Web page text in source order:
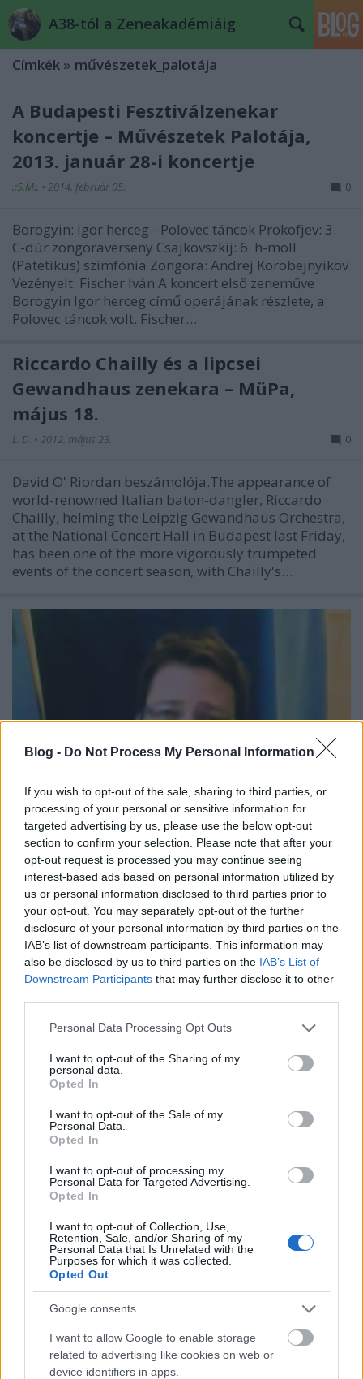
Blog - Do Not Process My Personal Information
If you wish to opt-out of the sale, sharing to third parties, or
processing of your personal or sensitive information for
targeted advertising by us, please use the below opt-out
section to confirm your selection. Please note that after your
opt-out request is processed you may continue seeing
interest-based ads based on personal information utilized by
us or personal information disclosed to third parties prior to
your opt-out. You may separately opt-out of the further
disclosure of your personal information by third parties on the
IAB’s list of downstream participants. This information may
also be disclosed by us to third parties on the IAB’s List of
Downstream Participants that may further disclose it to other
Please note that this website/app uses one or more Google
not limited to your visit or usage behaviour. You may click to
grant or deny consent to Google and its third-party tags to
use your data for below specified purposes in below Google
consent section.
Personal Data Processing Opt Outs
I want to opt-out of the Sharing of my
personal data.
Opted In
I want to opt-out of the Sale of my
Personal Data.
Opted In
I want to opt-out of processing my
Personal Data for Targeted Advertising.
Opted In
I want to opt-out of Collection, Use,
Retention, Sale, and/or Sharing of my
Personal Data that Is Unrelated with the
Purposes for which it was collected.
Opted Out
Google consents
I want to allow Google to enable storage
related to advertising like cookies on web or
device identifiers in apps.
A38-tól a Zeneakadémiáig
Címkék » művészetek_palotája
A Budapesti Fesztiválzenekar
koncertje – Művészetek Palotája,
2013. január 28-i koncertje
.:S.M:. • 2014. február 05. 0
Borogyin: Igor herceg - Polovec táncok Prokofjev: 3.
C-dúr zongoraverseny Csajkovszkij: 6. h-moll
(Patetikus) szimfónia Zongora: Andrej Korobejnyikov
Vezényelt: Fischer Iván A koncert első zeneműve
Borogyin Igor herceg című operájának részlete, a
Polovec táncok volt. Fischer…
Riccardo Chailly és a lipcsei
Gewandhaus zenekara – MüPa,
május 18.
L. D. • 2012. május 23. 0
David O' Riordan beszámolója.The appearance of
world-renowned Italian baton-dangler, Riccardo
Chailly, helming the Leipzig Gewandhaus Orchestra,
at the National Concert Hall in Budapest last Friday,
has been one of the more vigorously trumpeted
events of the concert season, with Chailly's…
Nagy 2011-es évzáró összeállítás II. –
az év legjobb koncertjei és
blogbejegyzései
L. D.•2011. december 29.
A legjobb idei lemezeket összegyűjtő cikk után most
nagyobb körből kellett 10-et kiválasztanom, így
figyelembe, mint mondjuk a valamilyen…
Állatkertből nagyszínpadra – a Staff
Benda Bilili koncertje
Nem mindennapi formáció lépett fel május első
péntekjén a Művészetek Palotájában: a Staff Benda
Bilili tagjai olyan hajléktalanok – többségükben
mozgássérültek is –, akik a kongói Kinshasa
városának állatkertjében éltek és zenéltek egészen
addig, amíg egy…
Míg a népek mennek kifelé,
számoljuk meg mennyi volt a lé –